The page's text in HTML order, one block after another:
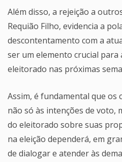
Além disso, a rejeição a
Requião Filho, evidencia a
descontentamento com a
ser um elemento crucial para
eleitorado nas próximas
Assim, é fundamental que os
não só às intenções de voto,
do eleitorado sobre suas
na eleição dependerá, em
de dialogar e atender às